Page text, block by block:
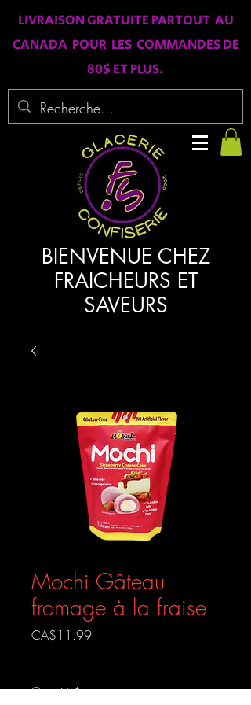
LIVRAISON GRATUITE PARTOUT AU
CANADA POUR LES COMMANDES DE
80$ ET PLUS.
BIENVENUE CHEZ
FRAICHEURS ET
SAVEURS
Mochi Gâteau
fromage à la fraise
CA$11.99Prix
Quantité *